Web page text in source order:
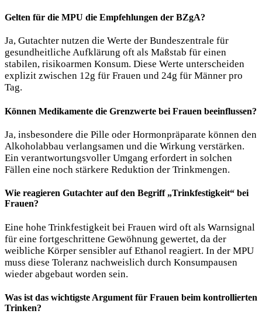
Gelten für die MPU die Empfehlungen der BZgA?
Ja, Gutachter nutzen die Werte der Bundeszentrale für
gesundheitliche Aufklärung oft als Maßstab für einen
stabilen, risikoarmen Konsum. Diese Werte unterscheiden
explizit zwischen 12g für Frauen und 24g für Männer pro
Tag.
Können Medikamente die Grenzwerte bei Frauen beeinflussen?
Ja, insbesondere die Pille oder Hormonpräparate können den
Alkoholabbau verlangsamen und die Wirkung verstärken.
Ein verantwortungsvoller Umgang erfordert in solchen
Fällen eine noch stärkere Reduktion der Trinkmengen.
Wie reagieren Gutachter auf den Begriff „Trinkfestigkeit“ bei
Frauen?
Eine hohe Trinkfestigkeit bei Frauen wird oft als Warnsignal
für eine fortgeschrittene Gewöhnung gewertet, da der
weibliche Körper sensibler auf Ethanol reagiert. In der MPU
muss diese Toleranz nachweislich durch Konsumpausen
wieder abgebaut worden sein.
Was ist das wichtigste Argument für Frauen beim kontrollierten
Trinken?